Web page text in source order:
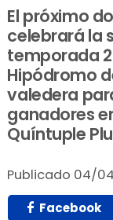
El próximo
celebrará la
temporada
Hipódromo
valedera
ganadores
Quíntuple
Publicado 04/
Facebook